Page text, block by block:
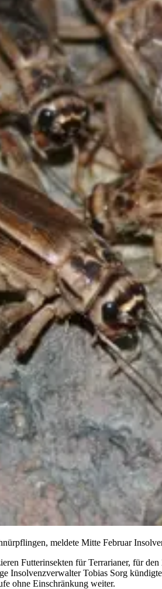
meldete Mitte Februar
Futterinsekten für Terrarianer, für
Tobias Sorg kündigte
ohne Einschränkung weiter.